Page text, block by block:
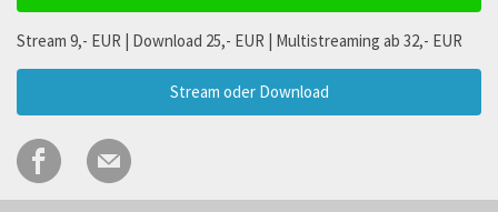
Stream 9,- EUR | Download 25,- EUR | Multistreaming ab 32,- EUR
Stream oder Download